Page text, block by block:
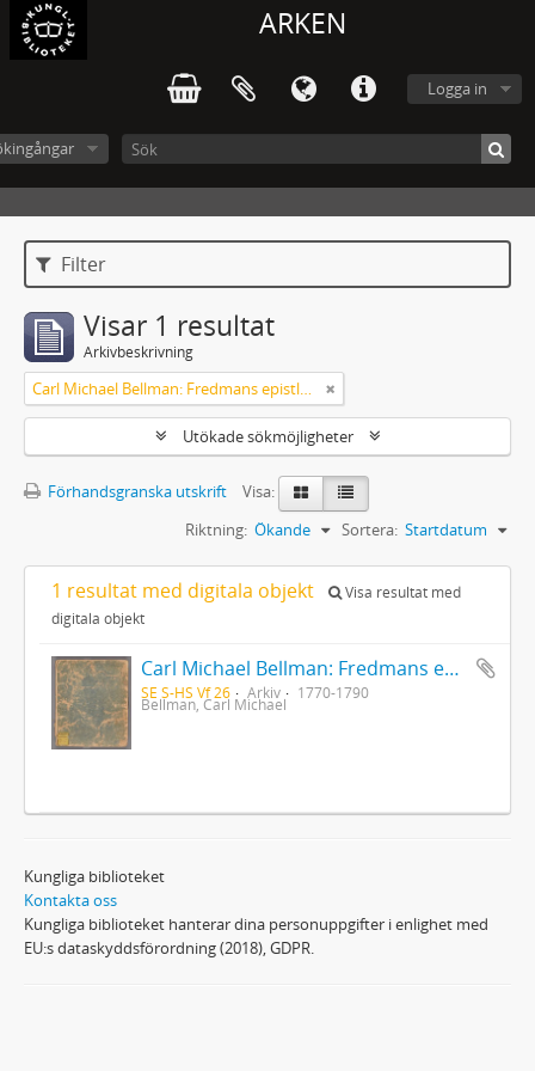
ARKEN
Logga in
Filter
Visar 1 resultat
Arkivbeskrivning
Carl Michael Bellman: Fredmans epistlar [Nechers ex.]. Ep. 1-50
Utökade sökmöjligheter
Förhandsgranska utskrift
Visa:
Sortera: Startdatum
Riktning: Ökande
1 resultat med digitala objekt
Visa resultat med
digitala objekt
Carl Michael Bellman: Fredmans epistlar [Nechers ex.]. Ep. 1-50
SE S-HS Vf 26 Arkiv 1770-1790
Bellman, Carl Michael
Kungliga biblioteket
Kontakta oss
Kungliga biblioteket hanterar dina personuppgifter i enlighet med
EU:s dataskyddsförordning (2018), GDPR.